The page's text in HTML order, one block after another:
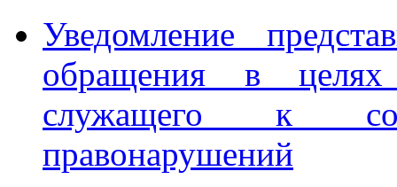
Уведомление
обращения в целях
служащего к
правонарушений